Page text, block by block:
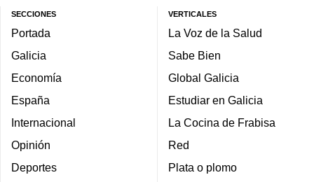
SECCIONES
Portada
Galicia
Economía
España
Internacional
Opinión
Deportes
VERTICALES
La Voz de la Salud
Sabe Bien
Global Galicia
Estudiar en Galicia
La Cocina de Frabisa
Red
Plata o plomo